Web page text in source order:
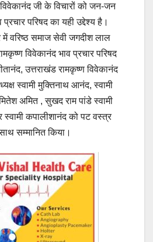
जी के विचारों को जन-जन
परिषद का यही उद्देश्य है।
वरिष्ठ समाज सेवी जगदीश लाल
विवेकानंद भाव प्रचार परिषद
उत्तराखंड रामकृष्ण विवेकानंद
स्वामी मुक्तिनाथ आनंद, स्वामी
अमित , सुखद राम पांडे स्वामी
कपालीशानंद को पट वस्त्र
सम्मानित किया।